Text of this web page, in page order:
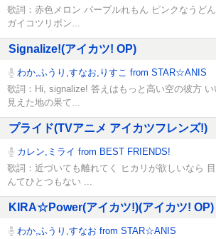
歌詞：赤色メロン パープルれもん ピンクなうど
ガイコツリボン...
Signalize!(アイカツ! OP)
わか,ふうり,すなお,りすこ from STAR☆ANIS
歌詞：Hi, signalize! 答えはもっと高い空の彼方
見えた地の果て...
プライド(TVアニメ アイカツフレンズ!)
カレン,ミライ from BEST FRIENDS!
歌詞：近づいても離れてく ヒカリが欲しいなら
んてひとつもない ...
KIRA☆Power(アイカツ!)(アイカツ! OP)
わか,ふうり,すなお from STAR☆ANIS